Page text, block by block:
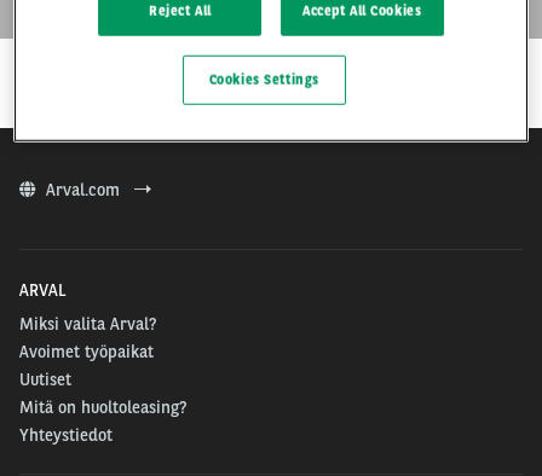
Arval.com
ARVAL
Miksi valita Arval?
Avoimet työpaikat
Uutiset
Mitä on huoltoleasing?
Yhteystiedot
Reject All Accept All Cookies
Cookies Settings